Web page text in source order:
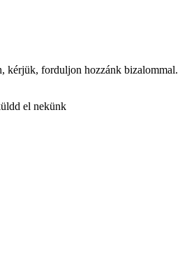
kérjük, forduljon hozzánk bizalommal.
el nekünk